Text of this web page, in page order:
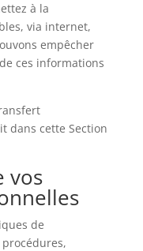
à la
via internet,
empêcher
ces informations
dans cette Section
vos
de